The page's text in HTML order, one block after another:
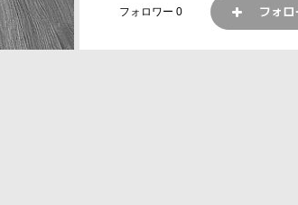
フォロワー 0